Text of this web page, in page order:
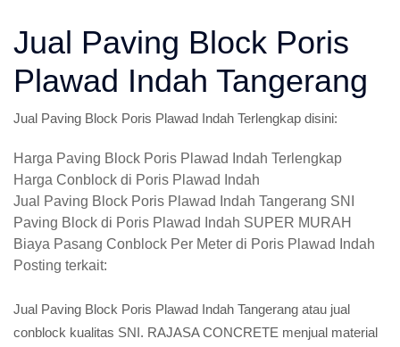
Jual Paving Block Poris
Plawad Indah Tangerang
Jual Paving Block Poris Plawad Indah Terlengkap disini:
Harga Paving Block Poris Plawad Indah Terlengkap
Harga Conblock di Poris Plawad Indah
Jual Paving Block Poris Plawad Indah Tangerang SNI
Paving Block di Poris Plawad Indah SUPER MURAH
Biaya Pasang Conblock Per Meter di Poris Plawad Indah
Posting terkait:
Jual Paving Block Poris Plawad Indah Tangerang atau jual
conblock kualitas SNI. RAJASA CONCRETE menjual material